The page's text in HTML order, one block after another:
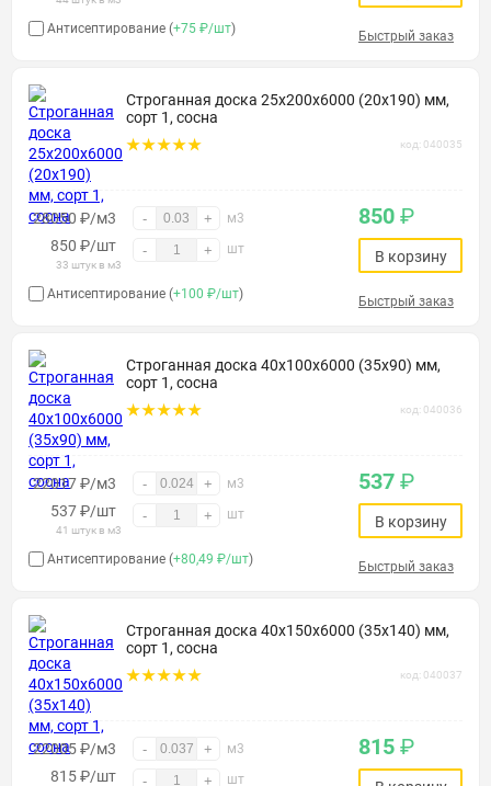
Антисептирование (+75 ₽/шт) Быстрый заказ
Строганная доска 25х200х6000 (20х190) мм,
сорт 1, сосна
код: 040035
28050 ₽/м3 - + м3
850 ₽/шт
33 штук в м3
- + шт
850 ₽
Антисептирование (+100 ₽/шт)
В корзину
Быстрый заказ
Строганная доска 40х100х6000 (35х90) мм,
сорт 1, сосна
код: 040036
22017 ₽/м3 - + м3
537₽/шт
41 штук в м3
- + шт
537 ₽
Антисептирование (+80,49 ₽/шт)
В корзину
Быстрый заказ
Строганная доска 40х150х6000 (35х140) мм,
сорт 1, сосна
код: 040037
22005 ₽/м3 - + м3
815₽/шт - + шт
815 ₽